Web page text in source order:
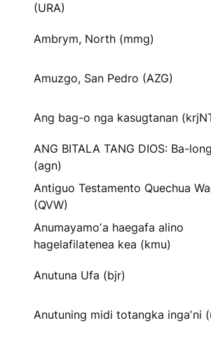
(URA)
Ambrym, North (mmg)
Amuzgo, San Pedro (AZG)
Ang bag-o nga kasugtanan
ANG BITALA TANG DIOS: Ba-
(agn)
Antiguo Testamento Quechua
(QVW)
Anumayamoʼa haegafa alino
hagelafilatenea kea (kmu)
Anutuna Ufa (bjr)
Anutuning midi totangka ingaʼni